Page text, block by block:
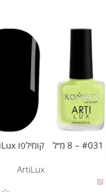
₪
קומילפו ArtiLux לק #029 – 8 מ״ל
ArtiLux